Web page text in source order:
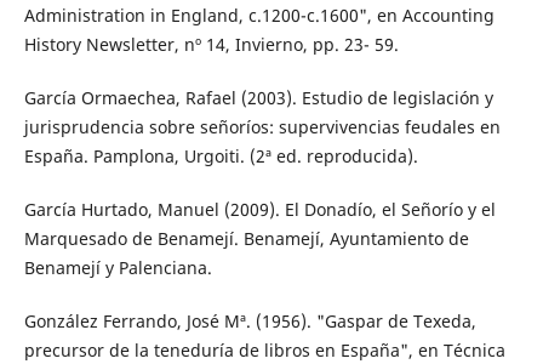
Administration in England, c.1200-c.1600", en Accounting
History Newsletter, nº 14, Invierno, pp. 23- 59.
García Ormaechea, Rafael (2003). Estudio de legislación y
jurisprudencia sobre señoríos: supervivencias feudales en
España. Pamplona, Urgoiti. (2ª ed. reproducida).
García Hurtado, Manuel (2009). El Donadío, el Señorío y el
Marquesado de Benamejí. Benamejí, Ayuntamiento de
Benamejí y Palenciana.
González Ferrando, José Mª. (1956). "Gaspar de Texeda,
precursor de la teneduría de libros en España", en Técnica